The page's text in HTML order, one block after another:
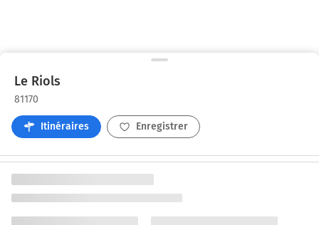
Le Riols
81170
Itinéraires Enregistrer